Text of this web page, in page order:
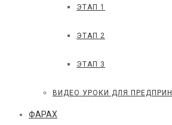
ЭТАП 1
ЭТАП 2
ЭТАП 3
ВИДЕО УРОКИ ДЛЯ
ФАРАХ